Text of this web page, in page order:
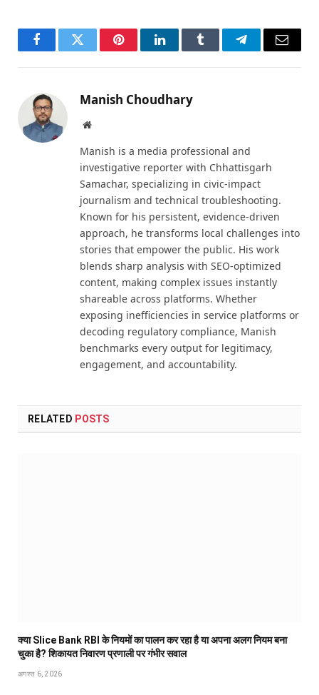
FacebookTwitter PinterestLinkedInTumblr TelegramEmail
Manish Choudhary
Website
Manish is a media professional and
investigative reporter with Chhattisgarh
Samachar, specializing in civic-impact
journalism and technical troubleshooting.
Known for his persistent, evidence-driven
approach, he transforms local challenges into
stories that empower the public. His work
blends sharp analysis with SEO-optimized
content, making complex issues instantly
shareable across platforms. Whether
exposing inefficiencies in service platforms or
decoding regulatory compliance, Manish
benchmarks every output for legitimacy,
engagement, and accountability.
RELATED POSTS
क्या Slice Bank RBI के नियमों का पालन कर रहा है या अपना अलग नियम बना
चुका है? शिकायत निवारण प्रणाली पर गंभीर सवाल
अगस्त 6, 2026